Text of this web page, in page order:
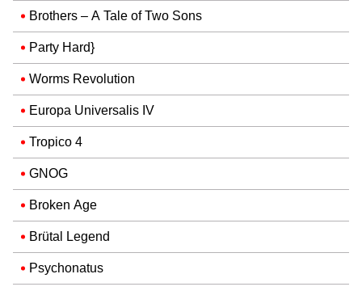
Brothers – A Tale of Two Sons
Party Hard}
Worms Revolution
Europa Universalis IV
Tropico 4
GNOG
Broken Age
Brütal Legend
Psychonatus